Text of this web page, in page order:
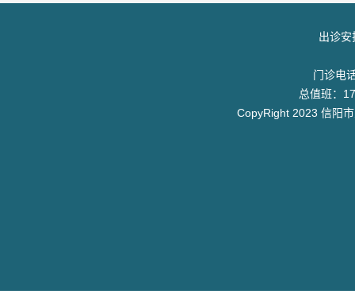
出诊安
门诊电
总值班：
CopyRight 2023 信阳